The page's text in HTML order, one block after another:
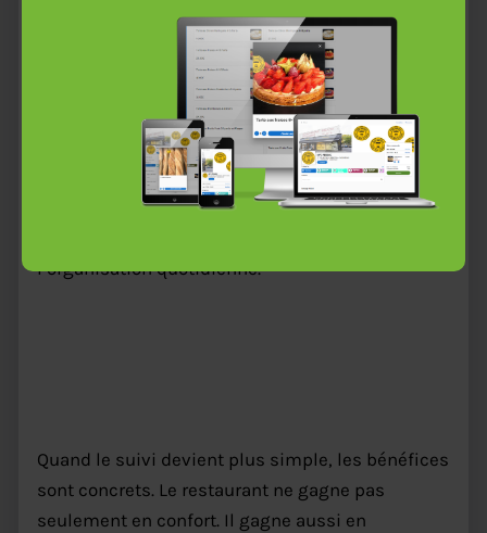
remplacer le papier. L’objectif est surtout de
HACCP restaurant
Quand les relevés deviennent trop dispersés,
solution HACCP et hygiènepeut aussi aider à
mieux structurer les contrôles, à améliorer la
l’organisation quotidienne.
Quand le suivi devient plus simple, les bénéfices
sont concrets. Le restaurant ne gagne pas
seulement en confort. Il gagne aussi en